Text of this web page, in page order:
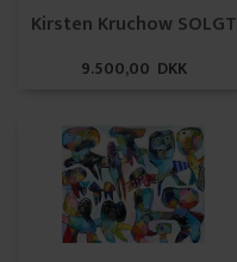
Kirsten Kruchow SOLGT
9.500,00 DKK